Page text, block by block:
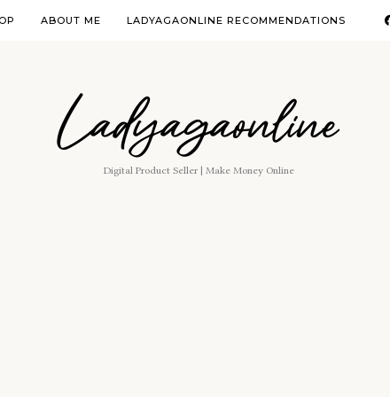
ABOUT ME LADYAGAONLINE RECOMMENDATIONS
Ladyagaonline
Digital Product Seller | Make Money Online